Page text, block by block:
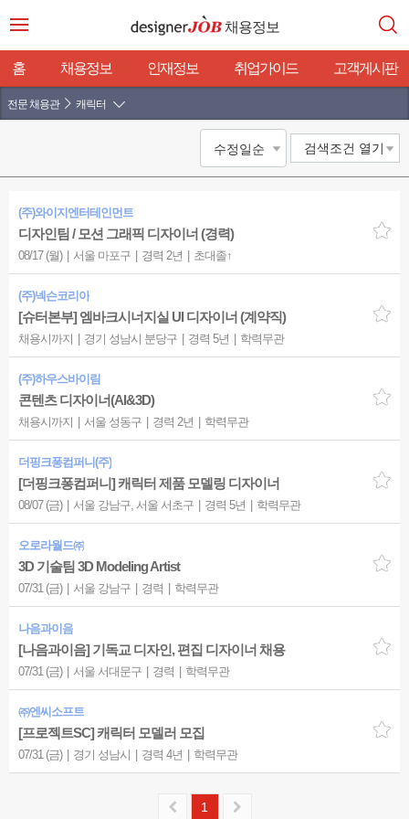
채용정보
홈 채용정보 인재정보 취업가이드 고객게시판
전문 채용관 캐릭터
검색조건 열기
(주)와이지엔터테인먼트
디자인팀 / 모션 그래픽 디자이너 (경력)
08/17 (월) 서울 마포구 경력 2년 초대졸↑
(주)넥슨코리아
[슈터본부] 엠바크시너지실 UI 디자이너 (계약직)
채용시까지 경기 성남시 분당구 경력 5년 학력무관
(주)하우스바이림
콘텐츠 디자이너(AI&3D)
채용시까지 서울 성동구 경력 2년 학력무관
더핑크퐁컴퍼니(주)
[더핑크퐁컴퍼니] 캐릭터 제품 모델링 디자이너
08/07 (금) 서울 강남구, 서울 서초구 경력 5년 학력무관
오로라월드㈜
3D 기술팀 3D Modeling Artist
07/31 (금) 서울 강남구 경력 학력무관
나음과이음
[나음과이음] 기독교 디자인, 편집 디자이너 채용
07/31 (금) 서울 서대문구 경력 학력무관
㈜엔씨소프트
[프로젝트SC] 캐릭터 모델러 모집
07/31 (금) 경기 성남시 경력 4년 학력무관
1